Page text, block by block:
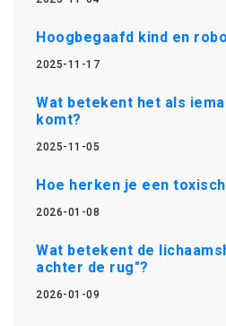
Hoogbegaafd kind en
2025-11-17
Wat betekent het als
komt?
2025-11-05
Hoe herken je een
2026-01-08
Wat betekent de
achter de rug"?
2026-01-09